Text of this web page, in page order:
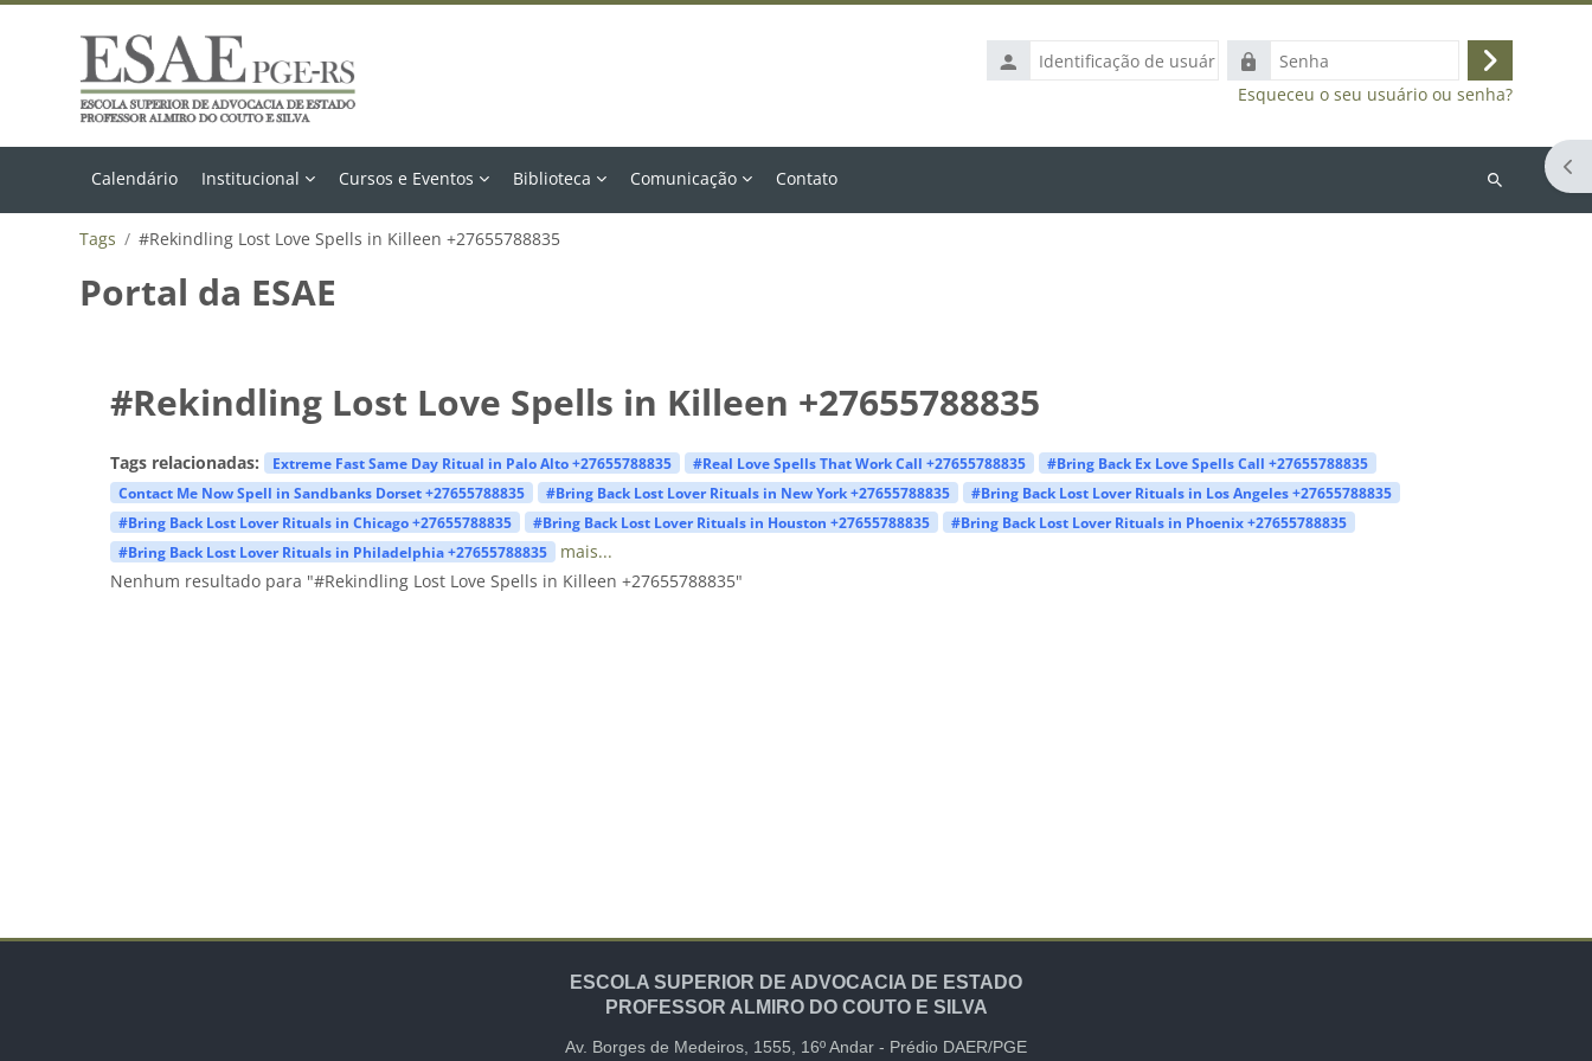
Identificação
de
Senha
Acessar
Esqueceu o seu usuário ou senha?
Calendário Institucional Cursos e Eventos Biblioteca Comunicação Contato
Buscar
Tags #Rekindling Lost Love Spells in Killeen +27655788835
Portal da ESAE
#Rekindling Lost Love Spells in Killeen +27655788835
Tags relacionadas: Extreme Fast Same Day Ritual in Palo Alto +27655788835 #Real Love Spells That Work Call +27655788835
#Bring Back Ex Love Spells Call +27655788835
Contact Me Now Spell in Sandbanks Dorset +27655788835
#Bring Back Lost Lover Rituals in New York +27655788835
#Bring Back Lost Lover Rituals in Los Angeles +27655788835
#Bring Back Lost Lover Rituals in Chicago +27655788835
#Bring Back Lost Lover Rituals in Houston +27655788835
#Bring Back Lost Lover Rituals in Phoenix +27655788835
#Bring Back Lost Lover Rituals in Philadelphia +27655788835
mais...
Nenhum resultado para "#Rekindling Lost Love Spells in Killeen +27655788835"
ESCOLA SUPERIOR DE ADVOCACIA DE ESTADO
PROFESSOR ALMIRO DO COUTO E SILVA
Av. Borges de Medeiros, 1555, 16º Andar - Prédio DAER/PGE